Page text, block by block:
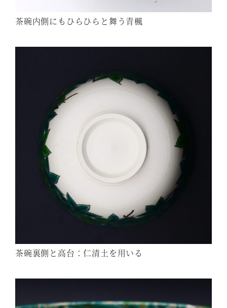
茶碗内側にもひらひらと舞う青楓
茶碗裏側と高台：仁清土を用いる